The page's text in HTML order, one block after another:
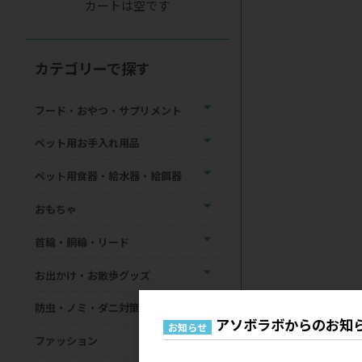
カートは空です
カテゴリーで探す
フード・おやつ・サプリメント
ペット用お手入れ用品
ペット用食器・給水器・給餌器
おもちゃ
首輪・胴輪・リード
お出かけ・お散歩グッズ
防虫・ノミ・ダニ対策用品
ファッション
お知らせ アソボラボからのお知